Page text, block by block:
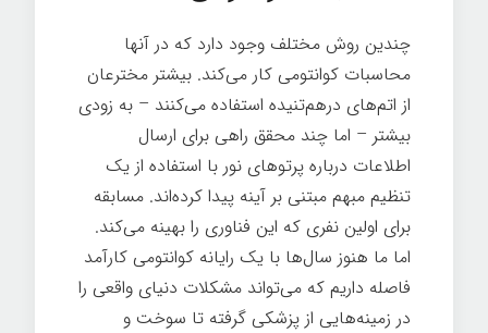
چندین روش مختلف وجود دارد که در آنها
محاسبات کوانتومی کار می‌کند. بیشتر مخترعان
از اتم‌های درهم‌تنیده استفاده می‌کنند – به زودی
بیشتر – اما چند محقق راهی برای ارسال
اطلاعات درباره پرتوهای نور با استفاده از یک
تنظیم مبهم مبتنی بر آینه پیدا کرده‌اند. مسابقه
برای اولین نفری که این فناوری را بهینه می‌کند.
اما ما هنوز سال‌ها با یک رایانه کوانتومی کارآمد
فاصله داریم که می‌تواند مشکلات دنیای واقعی را
در زمینه‌هایی از پزشکی گرفته تا سوخت و